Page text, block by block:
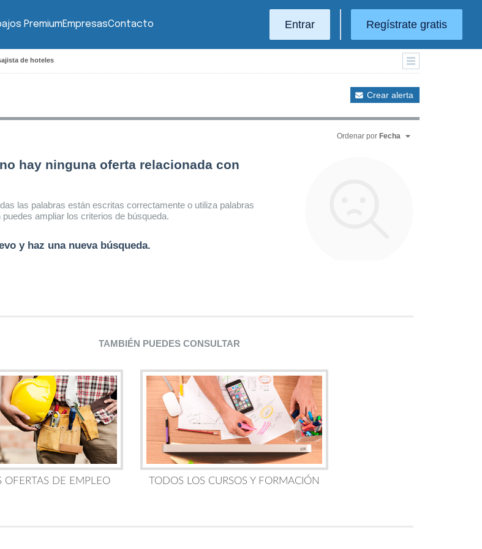
PremiumEmpresasContacto Entrar Regístrate gratis
de hoteles
Crear alerta
Ordenar por Fecha
hay ninguna oferta relacionada con
las palabras están escritas correctamente o utiliza palabras
ampliar los criterios de búsqueda.
y haz una nueva búsqueda.
TAMBIÉN PUEDES CONSULTAR
OFERTAS DE EMPLEO TODOS LOS CURSOS Y FORMACIÓN